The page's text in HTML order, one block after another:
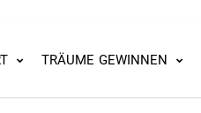
TRÄUME GEWINNEN